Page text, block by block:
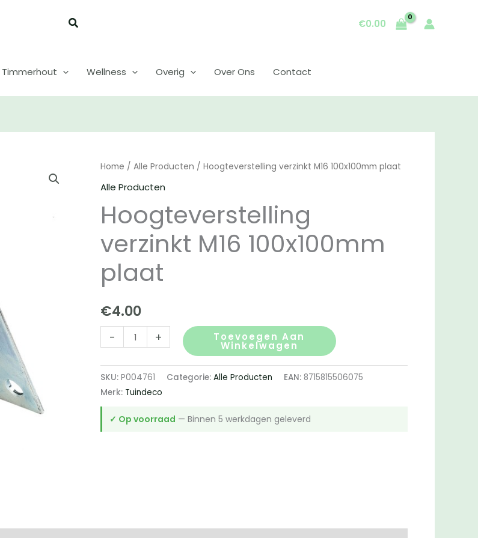
€0.00
Timmerhout Wellness Overig Over Ons Contact
Home /Alle Producten / Hoogteverstelling verzinkt M16 100x100mm plaat
Alle Producten
Hoogteverstelling
verzinkt M16 100x100mm
plaat
€4.00
-
Hoogteverstelling
verzinkt
M16
100x100mm
plaat
aantal
+ Toevoegen Aan
Winkelwagen
SKU:P004761 Categorie:Alle Producten EAN: 8715815506075
Merk: Tuindeco
✓ Op voorraad — Binnen 5 werkdagen geleverd